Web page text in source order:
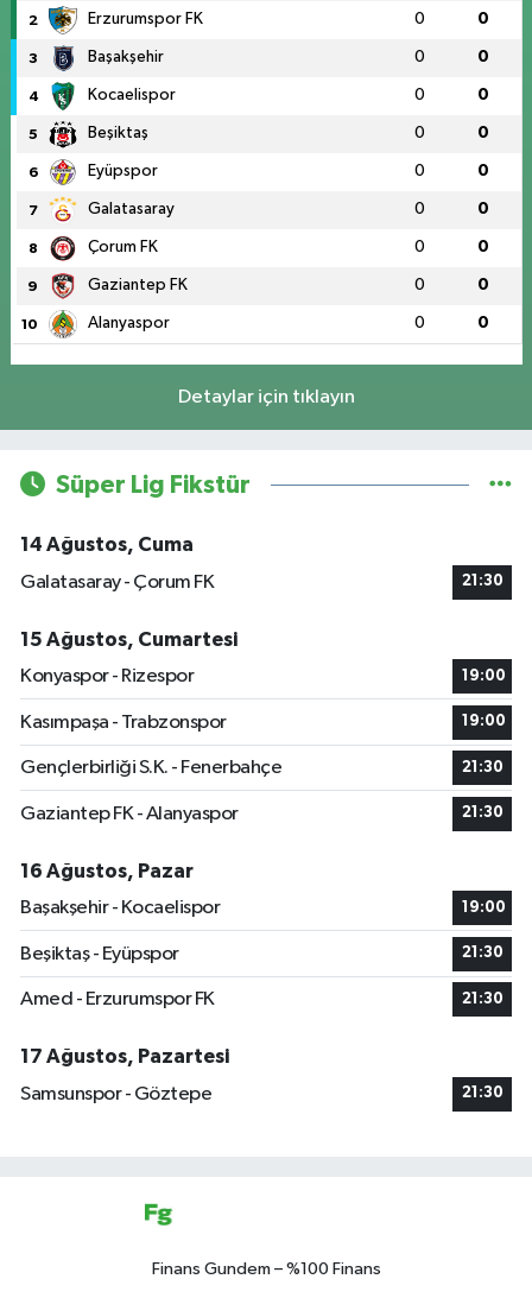
2 Erzurumspor FK 0 0
3 Başakşehir 0 0
4 Kocaelispor 0 0
5 Beşiktaş 0 0
6 Eyüpspor 0 0
7 Galatasaray 0 0
8 Çorum FK 0 0
9 Gaziantep FK 0 0
10 Alanyaspor 0 0
Detaylar için tıklayın
Süper Lig Fikstür
14 Ağustos, Cuma
Galatasaray - Çorum FK
21:30
15 Ağustos, Cumartesi
Konyaspor - Rizespor
19:00
Kasımpaşa - Trabzonspor 19:00
Gençlerbirliği S.K. - Fenerbahçe 21:30
Gaziantep FK - Alanyaspor 21:30
16 Ağustos, Pazar
Başakşehir - Kocaelispor
19:00
Beşiktaş - Eyüpspor 21:30
Amed - Erzurumspor FK 21:30
17 Ağustos, Pazartesi
Samsunspor - Göztepe
21:30
Finans Gundem – %100 Finans